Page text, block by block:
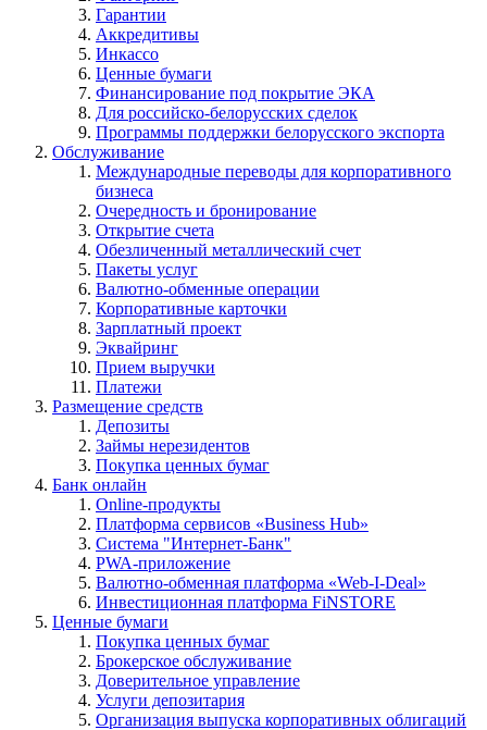
Гарантии
Аккредитивы
Инкассо
Ценные бумаги
Финансирование под покрытие ЭКА
Для российско-белорусских сделок
Программы поддержки белорусского экспорта
Обслуживание
Международные переводы для корпоративного
бизнеса
Очередность и бронирование
Открытие счета
Обезличенный металлический счет
Пакеты услуг
Валютно-обменные операции
Корпоративные карточки
Зарплатный проект
Эквайринг
Прием выручки
Платежи
Размещение средств
Депозиты
Займы нерезидентов
Покупка ценных бумаг
Банк онлайн
Online-продукты
Платформа сервисов «Business Hub»
Система "Интернет-Банк"
PWA-приложение
Валютно-обменная платформа «Web-I-Deal»
Инвестиционная платформа FiNSTORE
Ценные бумаги
Покупка ценных бумаг
Брокерское обслуживание
Доверительное управление
Услуги депозитария
Организация выпуска корпоративных облигаций